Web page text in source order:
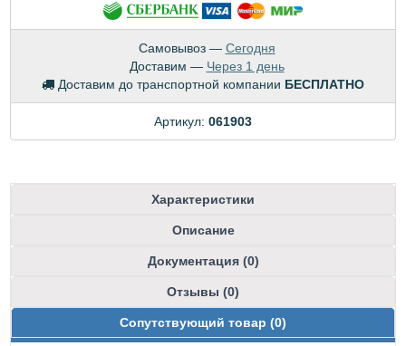
Самовывоз — Сегодня
Доставим — Через 1 день
Доставим до транспортной компании БЕСПЛАТНО
Артикул: 061903
Характеристики
Описание
Документация (0)
Отзывы (0)
Сопутствующий товар (0)